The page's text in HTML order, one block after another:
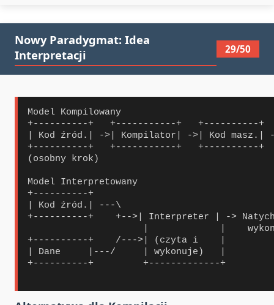
Nowy Paradygmat: Idea
Interpretacji
29/50
Model Kompilowany
+----------+   +-----------+   +----------+
| Kod źród.| ->| Kompilator| ->| Kod masz.| -
+----------+   +-----------+   +----------+
(osobny krok)
Model Interpretowany
+----------+
| Kod źród.| ---\
+----------+    +-->| Interpreter | ->
|             |
+----------+    /--->| (czyta i    |
| Dane     |---/     | wykonuje)   |
+----------+         +-------------+